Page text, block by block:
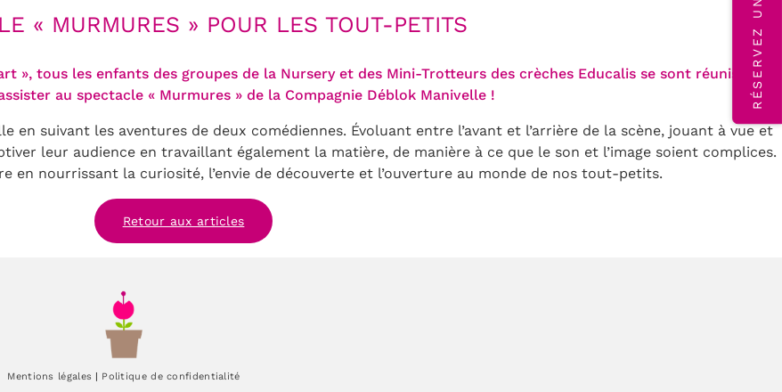
« MURMURES » POUR LES TOUT-PETITS
», tous les enfants des groupes de la Nursery et des Mini-Trotteurs des crèches Educalis se sont réunis à la
au spectacle « Murmures » de la Compagnie Déblok Manivelle !
en suivant les aventures de deux comédiennes. Évoluant entre l’avant et l’arrière de la scène, jouant à vue et
leur audience en travaillant également la matière, de manière à ce que le son et l’image soient complices.
en nourrissant la curiosité, l’envie de découverte et l’ouverture au monde de nos tout-petits.
Retour aux articles
Mentions légales Politique de confidentialité